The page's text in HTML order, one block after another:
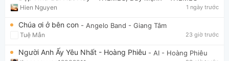
Hien Nguyen 1 ngày trước
Chúa ơi ở bên con - Angelo Band - Giang Tâm
Tuệ Mẫn 23 giờ trước
Người Anh Ấy Yêu Nhất - Hoàng Phiêu - AI - Hoàng Phiêu